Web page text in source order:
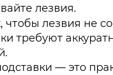
лезвия.
лезвия не
требуют
— это